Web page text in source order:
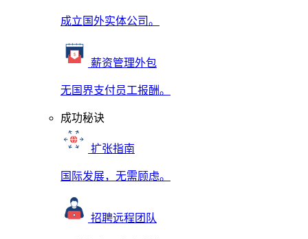
成立国外实体公司。
薪资管理外包
无国界支付员工报酬。
成功秘诀
扩张指南
国际发展，无需顾虑。
招聘远程团队